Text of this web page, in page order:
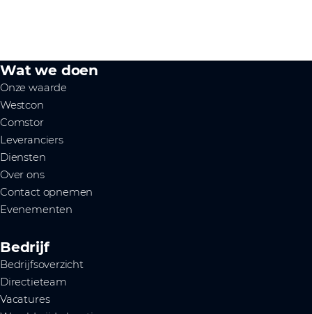
Wat we doen
Onze waarde
Westcon
Comstor
Leveranciers
Diensten
Over ons
Contact opnemen
Evenementen
Bedrijf
Bedrijfsoverzicht
Directieteam
Vacatures